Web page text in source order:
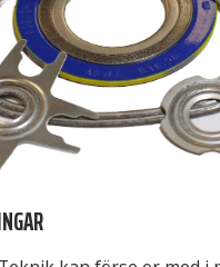
[…]